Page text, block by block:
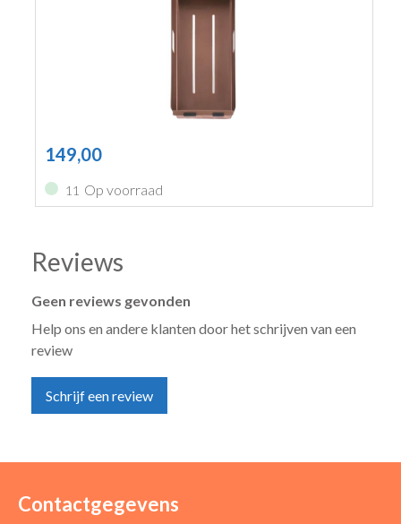
149,00
11 Op voorraad
Reviews
Geen reviews gevonden
Help ons en andere klanten door het schrijven van een
review
Schrijf een review
Uw naam *
Contactgegevens